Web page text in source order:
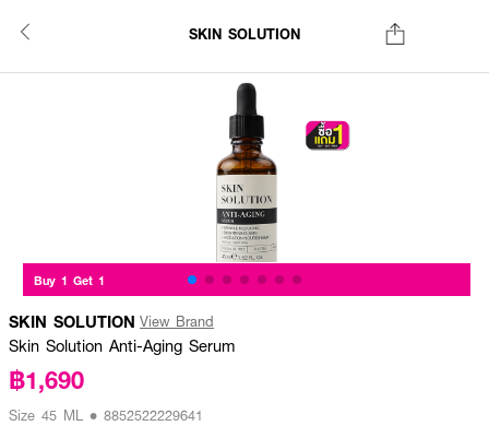
SKIN SOLUTION
Buy 1 Get 1
SKIN SOLUTION View Brand
Skin Solution Anti-Aging Serum
฿1,690
Size 45 ML • 8852522229641